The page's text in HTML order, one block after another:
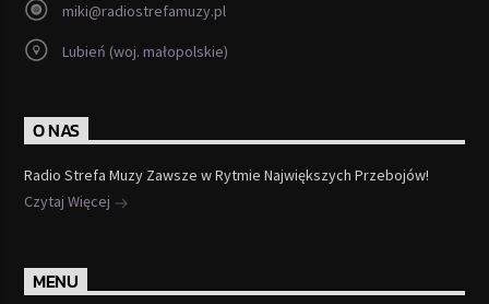
miki@radiostrefamuzy.pl
Lubień (woj. małopolskie)
O NAS
Radio Strefa Muzy Zawsze w Rytmie Największych Przebojów!
Czytaj Więcej
MENU